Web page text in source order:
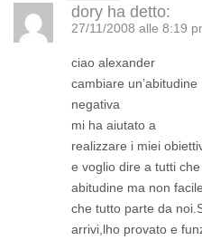
dory ha detto:
27/11/2008 alle 8:19
ciao alexander
cambiare un’abitudine
negativa
mi ha aiutato a
realizzare i miei
e voglio dire a tutti
abitudine ma non
che tutto parte da
arrivi,lho provato e